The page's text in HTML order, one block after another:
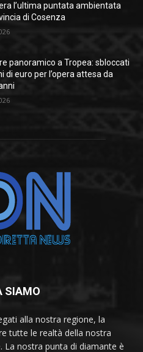
l’ultima puntata ambientata
di Cosenza
panoramico a Tropea: sbloccati
di euro per l’opera attesa da
SIAMO
alla nostra regione, la
tutte le realtà della nostra
La nostra punta di diamante è